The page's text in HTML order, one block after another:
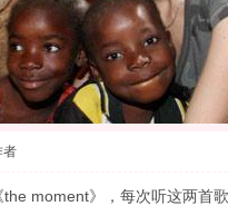
者
moment》，每次听这两首